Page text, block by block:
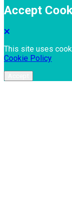
Accept
This site uses
Cookie Policy